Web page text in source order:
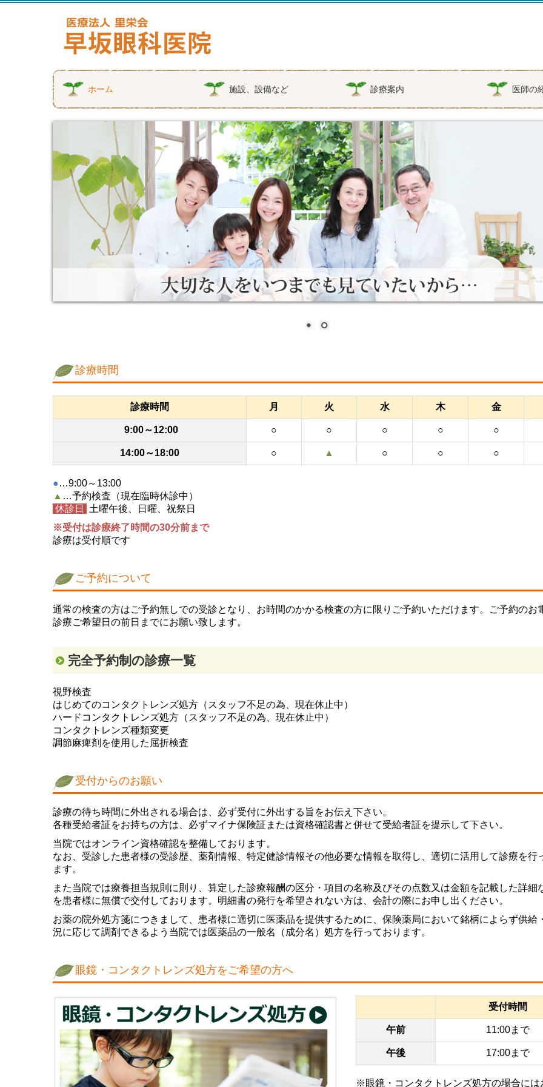
ホーム 施設、設備など 診療案内 医師の
診療時間
診療時間 月 火 水 木 金
9:00～12:00 ○ ○ ○ ○ ○
14:00～18:00 ○ ▲ ○ ○ ○
●…9:00～13:00
▲ …予約検査（現在臨時休診中）
休診日
土曜午後、日曜、祝祭日
※受付は診療終了時間の30分前まで
診療は受付順です
ご予約について
通常の検査の方はご予約無しでの受診となり、お時間のかかる検査の方に限りご予約いただけます。ご予約のお
診療ご希望日の前日までにお願い致します。
完全予約制の診療一覧
視野検査
はじめてのコンタクトレンズ処方（スタッフ不足の為、現在休止中）
ハードコンタクトレンズ処方 （スタッフ不足の為、現在休止中）
コンタクトレンズ種類変更
調節麻痺剤を使用した屈折検査
受付からのお願い
診療の待ち時間に外出される場合は、必ず受付に外出する旨をお伝え下さい。
各種受給者証をお持ちの方は、必ずマイナ保険証または資格確認書と併せて受給者証を提示して下さい。
当院ではオンライン資格確認を整備しております。
なお、受診した患者様の受診歴、薬剤情報、特定健診情報その他必要な情報を取得し、適切に活用して診療を行
ます。
また当院では療養担当規則に則り、算定した診療報酬の区分・項目の名称及びその点数又は金額を記載した詳細
を患者様に無償で交付しております。明細書の発行を希望されない方は、会計の際にお申し出ください。
お薬の院外処方箋につきまして、患者様に適切に医薬品を提供するために、保険薬局において銘柄によらず供給
況に応じて調剤できるよう当院では医薬品の一般名（成分名）処方を行っております。
眼鏡・コンタクトレンズ処方をご希望の方へ
受付時間
午前 11:00まで
午後 17:00まで
※眼鏡・コンタクトレンズ処方の場合には